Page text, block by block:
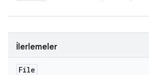
İlerlemeler
File